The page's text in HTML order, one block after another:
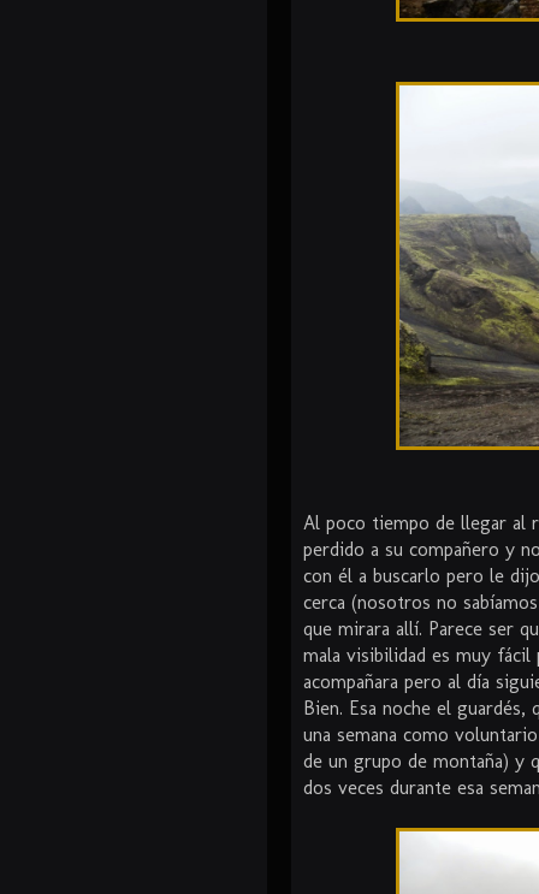
Al poco tiempo de llegar al
perdido a su compañero y
con él a buscarlo pero le
cerca (nosotros no
que mirara allí. Parece ser
mala visibilidad es muy fácil
acompañara pero al día
Bien. Esa noche el
una semana como
de un grupo de montaña) y
dos veces durante esa